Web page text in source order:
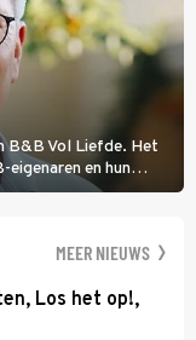
B&B Vol Liefde. Het
en hun
Spanje. De 62-jarige
MEER NIEUWS
Los het op!,